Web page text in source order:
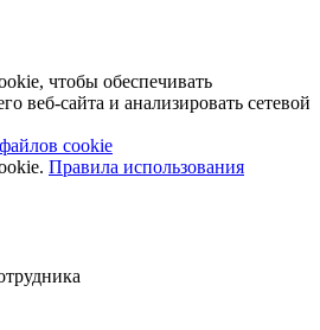
чтобы обеспечивать
веб-сайта и анализировать сетевой
cookie
Правила использования